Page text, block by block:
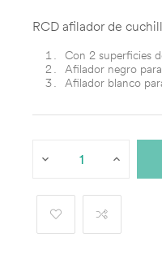
RCD afilador de
Con 2 superficies
Afilador negro
Afilador blanco